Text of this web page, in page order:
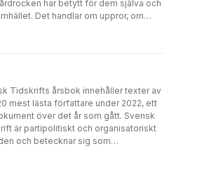
har betytt för dem själva och
Det handlar om uppror, om
Tidskrifts årsbok innehåller texter av
mest lästa författare under 2022, ett
över det år som gått. Svensk
är partipolitiskt och organisatoriskt
och betecknar sig som